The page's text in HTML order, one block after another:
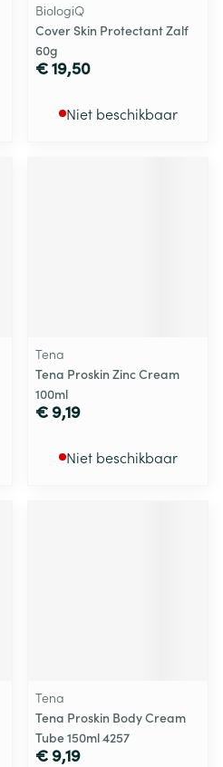
BiologiQ
Cover Skin Protectant Zalf
60g
€ 19,50
Niet beschikbaar
Tena
Tena Proskin Zinc Cream
100ml
€ 9,19
Niet beschikbaar
Tena
Tena Proskin Body Cream
Tube 150ml 4257
€ 9,19